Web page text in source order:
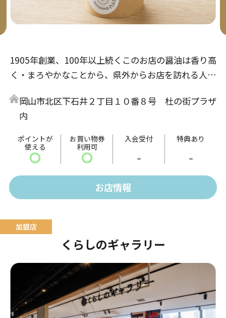
1905年創業、100年以上続くこのお店の醤油は香り高
く・まろやかなことから、県外からお店を訪れる人が
調味料もご用意！さらに鷹取醤油の風味を気軽に味わ
えるもう一つの名物「しょうゆソフトクリーム」もご
ざいます。是非、ご来場の上、ご賞味ください。
岡山市北区下石井２丁目１０番８号 杜の街プラザ
内
ポイントが
使える
〇
お買い物券
利用可
〇
入会受付
-
特典あり
-
お店情報
くらしのギャラリー